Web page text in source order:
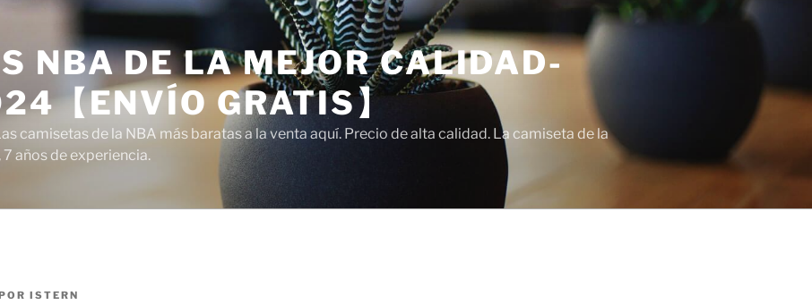
NBA DE LA MEJOR CALIDAD-
【ENVÍO GRATIS】
camisetas de la NBA más baratas a la venta aquí. Precio de alta calidad. La camiseta de la
años de experiencia.
ISTERN